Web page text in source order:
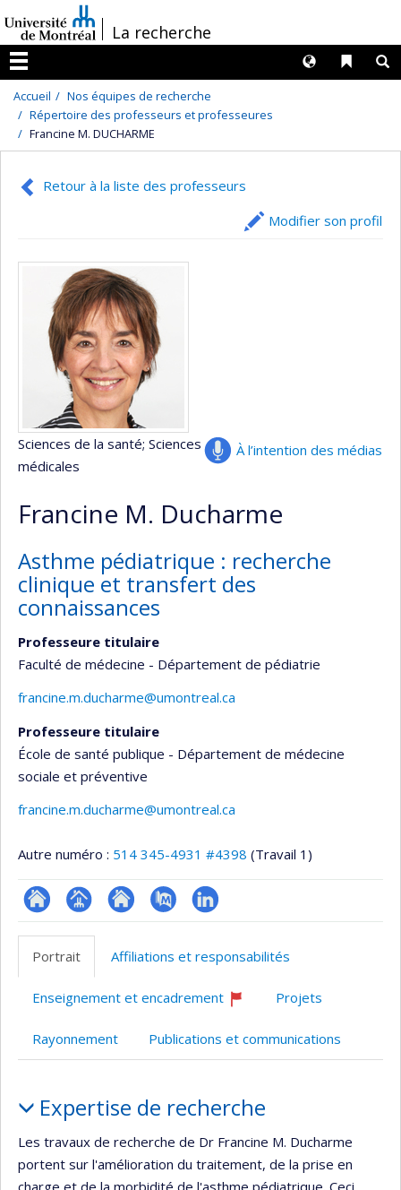
au
contenu
/La recherche
Menu
Liens
Langues
Accueil
Nos équipes de recherche
Répertoire des professeurs et professeures
Francine M. DUCHARME
Retour à la liste des professeurs
Modifier son profil
À l’intention des médias
Sciences de la santé; Sciences
médicales
Francine M. Ducharme
Asthme pédiatrique : recherche
clinique et transfert des
connaissances
Professeure titulaire
Faculté de médecine - Département de pédiatrie
francine.m.ducharme@umontreal.ca
Professeure titulaire
École de santé publique - Département de médecine
sociale et préventive
francine.m.ducharme@umontreal.ca
Autre numéro : 514 345-4931 #4398 (Travail 1)
ResearchGate
Page
professionnelle
(faculté,département,école)
Site
web
l’unité
recherche
PubMedLinkedIn
Portrait
Affiliations et responsabilités
Enseignement et encadrement
professeur
Projets
Rayonnement Publications et communications
Expertise de recherche
Les travaux de recherche de Dr Francine M. Ducharme
portent sur l'amélioration du traitement, de la prise en
charge et de la morbidité de l'asthme pédiatrique. Ceci